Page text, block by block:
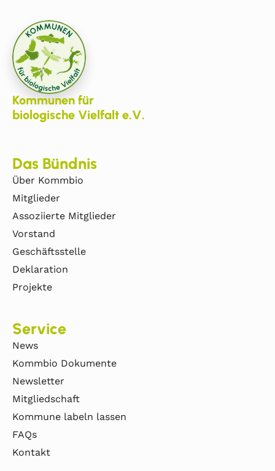
Kommunen für
biologische Vielfalt e.V.
Das Bündnis
Über Kommbio
Mitglieder
Assoziierte Mitglieder
Vorstand
Geschäftsstelle
Deklaration
Projekte
Service
News
Kommbio Dokumente
Newsletter
Mitgliedschaft
Kommune labeln lassen
FAQs
Kontakt